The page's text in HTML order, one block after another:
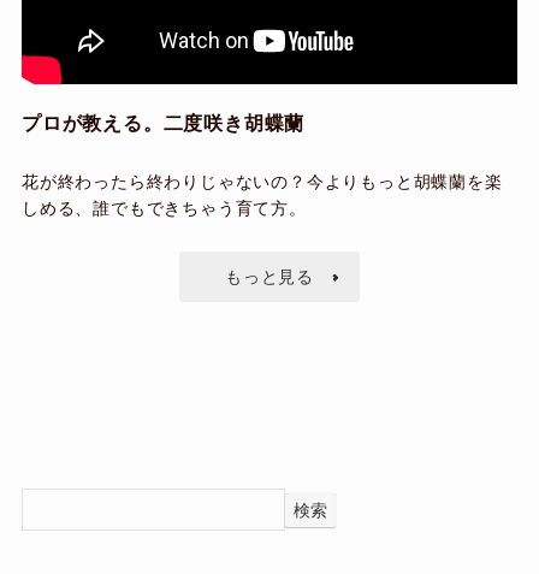
プロが教える。二度咲き胡蝶蘭
花が終わったら終わりじゃないの？今よりもっと胡蝶蘭を楽
しめる、誰でもできちゃう育て方。
もっと見る
検索